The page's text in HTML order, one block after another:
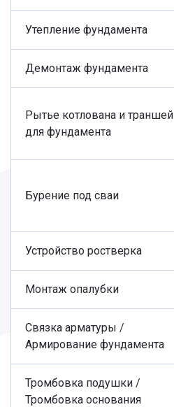
Утепление фундамента
Демонтаж фундамента
Рытье котлована и траншей
для фундамента
Бурение под сваи
Устройство ростверка
Монтаж опалубки
Связка арматуры /
Армирование фундамента
Тромбовка подушки /
Тромбовка основания